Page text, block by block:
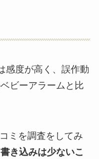
感度が高く、誤作動
ビーアラームと比
ミを調査をしてみ
き込みは少ないこ